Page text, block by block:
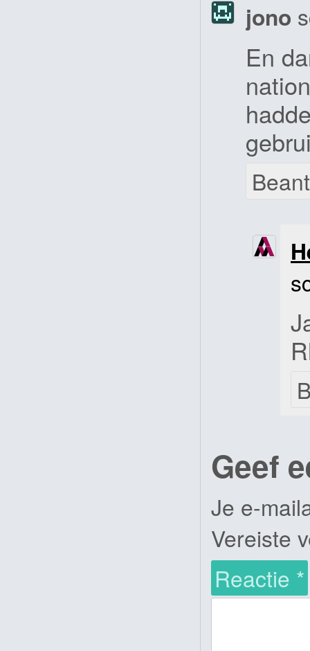
jono
En
Geef
Je e-
Vereiste
Reactie *